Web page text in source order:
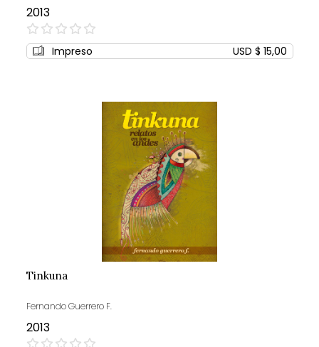
2013
0%
Impreso USD $ 15,00
Tinkuna
Fernando Guerrero F.
2013